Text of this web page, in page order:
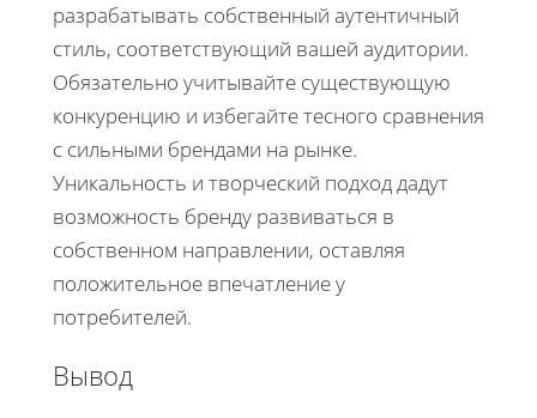
разрабатывать собственный аутентичный
стиль, соответствующий вашей аудитории.
Обязательно учитывайте существующую
конкуренцию и избегайте тесного сравнения
с сильными брендами на рынке.
Уникальность и творческий подход дадут
возможность бренду развиваться в
собственном направлении, оставляя
положительное впечатление у
потребителей.
Вывод